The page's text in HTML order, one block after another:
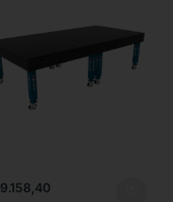
9.158,40